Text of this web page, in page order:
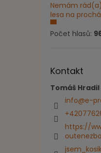
Nemám
lesa na
Počet hlasů:
Kontakt
Tomáš Hradil
info@e-
https://